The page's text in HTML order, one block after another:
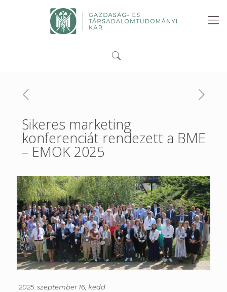
Sikeres marketing
konferenciát rendezett a BME
– EMOK 2025
2025. szeptember 16, kedd